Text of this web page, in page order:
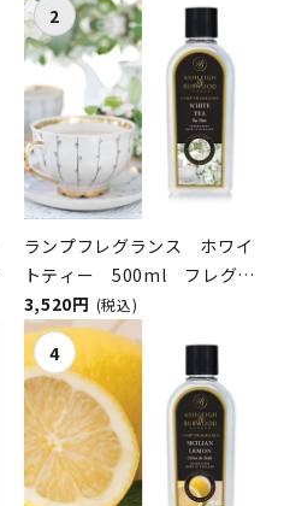
ランプフレグランス ホワイ
トティー 500ml フレグラ
ンスランプ用オイル
ASHLEIGH&BURWOOD（ア
シュレイアンドバーウッド）
3,520円 (税込)